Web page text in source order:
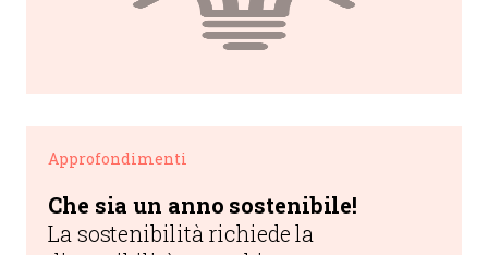
Approfondimenti
Che sia un anno sostenibile!
La sostenibilità richiede la